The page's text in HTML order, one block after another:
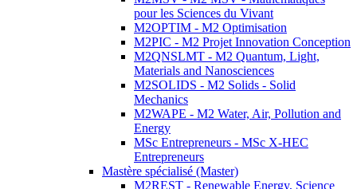
pour les Sciences du Vivant
M2OPTIM - M2 Optimisation
M2PIC - M2 Projet Innovation Conception
M2QNSLMT - M2 Quantum, Light,
Materials and Nanosciences
M2SOLIDS - M2 Solids - Solid
Mechanics
M2WAPE - M2 Water, Air, Pollution and
Energy
MSc Entrepreneurs - MSc X-HEC
Entrepreneurs
Mastère spécialisé (Master)
M2REST - Renewable Energy, Science